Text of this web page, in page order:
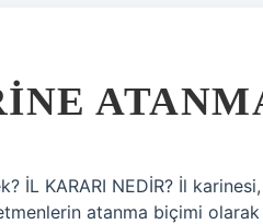
İL KARARI NEDİR? İl
atanma biçimi